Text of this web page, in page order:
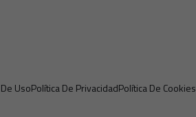
UsoPolítica De PrivacidadPolítica De Cookies